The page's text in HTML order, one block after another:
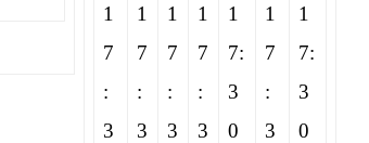
1
7
:
3
1
7
:
3
1
7
:
3
1
7
:
3
1
7:
3
0
1
7
:
3
1
7:
3
0